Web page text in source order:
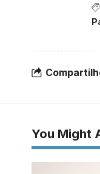
You Might